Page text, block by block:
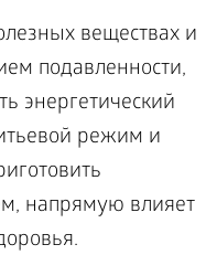
веществах и
подавленности,
энергетический
режим и
напрямую влияет